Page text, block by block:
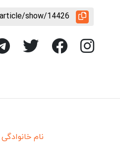
show/14426
نام خانوادگی